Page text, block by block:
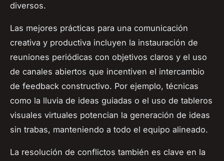
diversos.
Las mejores prácticas para una comunicación
creativa y productiva incluyen la instauración de
reuniones periódicas con objetivos claros y el uso
de canales abiertos que incentiven el intercambio
de feedback constructivo. Por ejemplo, técnicas
como la lluvia de ideas guiadas o el uso de tableros
visuales virtuales potencian la generación de ideas
sin trabas, manteniendo a todo el equipo alineado.
La resolución de conflictos también es clave en la